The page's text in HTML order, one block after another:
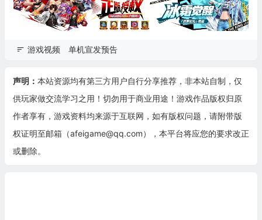
游戏视频 单机宣发预告
声明： 本站资源均有第三方用户自行分享推荐，非本站自制，仅
供玩家做交流学习之用！切勿用于商业用途！游戏作品版权归原
作者享有，游戏资料均来源于互联网，如有版权问题，请附带版
权证明至邮箱（afeigame@qq.com），本平台将应您的要求改正
或删除。